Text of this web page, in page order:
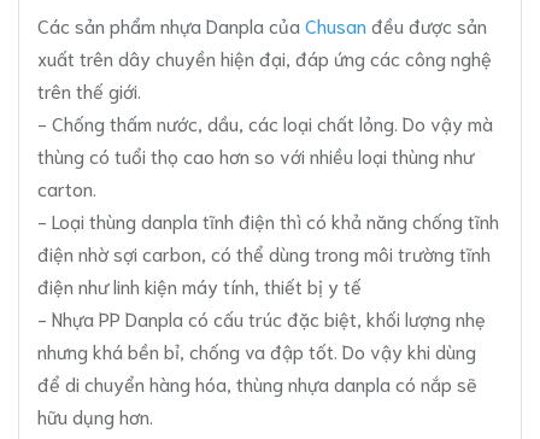
Các sản phẩm nhựa Danpla của Chusan đều được sản
xuất trên dây chuyền hiện đại, đáp ứng các công nghệ
trên thế giới.
- Chống thấm nước, dầu, các loại chất lỏng. Do vậy mà
thùng có tuổi thọ cao hơn so với nhiều loại thùng như
carton.
- Loại thùng danpla tĩnh điện thì có khả năng chống tĩnh
điện nhờ sợi carbon, có thể dùng trong môi trường tĩnh
điện như linh kiện máy tính, thiết bị y tế
- Nhựa PP Danpla có cấu trúc đặc biệt, khối lượng nhẹ
nhưng khá bền bỉ, chống va đập tốt. Do vậy khi dùng
để di chuyển hàng hóa, thùng nhựa danpla có nắp sẽ
hữu dụng hơn.